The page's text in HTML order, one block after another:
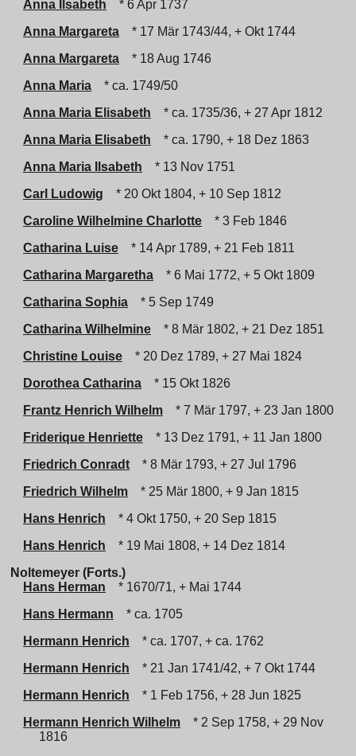
Anna Ilsabeth
* 6 Apr 1737
Anna Margareta
* 17 Mär 1743/44, + Okt 1744
Anna Margareta
* 18 Aug 1746
Anna Maria
* ca. 1749/50
Anna Maria Elisabeth
* ca. 1735/36, + 27 Apr 1812
Anna Maria Elisabeth
* ca. 1790, + 18 Dez 1863
Anna Maria Ilsabeth
* 13 Nov 1751
Carl Ludowig
* 20 Okt 1804, + 10 Sep 1812
Caroline Wilhelmine Charlotte
* 3 Feb 1846
Catharina Luise
* 14 Apr 1789, + 21 Feb 1811
Catharina Margaretha
* 6 Mai 1772, + 5 Okt 1809
Catharina Sophia
* 5 Sep 1749
Catharina Wilhelmine
* 8 Mär 1802, + 21 Dez 1851
Christine Louise
* 20 Dez 1789, + 27 Mai 1824
Dorothea Catharina
* 15 Okt 1826
Frantz Henrich Wilhelm
* 7 Mär 1797, + 23 Jan 1800
Friderique Henriette
* 13 Dez 1791, + 11 Jan 1800
Friedrich Conradt
* 8 Mär 1793, + 27 Jul 1796
Friedrich Wilhelm
* 25 Mär 1800, + 9 Jan 1815
Hans Henrich
* 4 Okt 1750, + 20 Sep 1815
Hans Henrich
* 19 Mai 1808, + 14 Dez 1814
Noltemeyer (Forts.)
Hans Herman
* 1670/71, + Mai 1744
Hans Hermann
* ca. 1705
Hermann Henrich
* ca. 1707, + ca. 1762
Hermann Henrich
* 21 Jan 1741/42, + 7 Okt 1744
Hermann Henrich
* 1 Feb 1756, + 28 Jun 1825
Hermann Henrich Wilhelm
* 2 Sep 1758, + 29 Nov
1816